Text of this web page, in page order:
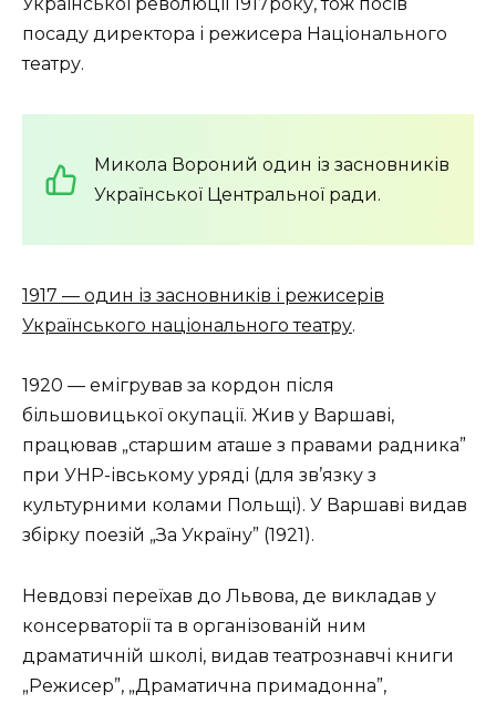
посаду директора і режисера Національного
театру.
Микола Вороний один із засновників
Української Центральної ради.
1917 — один із засновників і режисерів
Українського національного театру.
1920 — емігрував за кордон після
більшовицької окупації. Жив у Варшаві,
працював „старшим аташе з правами радника”
при УНР-івському уряді (для зв’язку з
культурними колами Польщі). У Варшаві видав
збірку поезій „За Україну” (1921).
Невдовзі переїхав до Львова, де викладав у
консерваторії та в організованій ним
драматичній школі, видав театрознавчі книги
„Режисер”, „Драматична примадонна”,